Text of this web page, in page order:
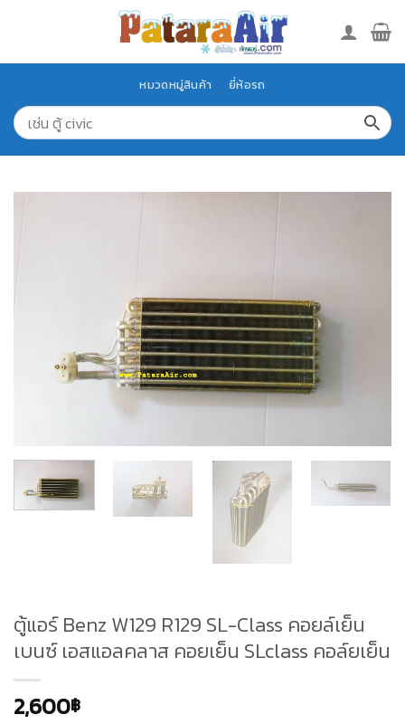
หมวดหมู่สินค้า ยี่ห้อรถ
ตู้แอร์ Benz W129 R129 SL-Class คอยล์เย็น
เบนซ์ เอสแอลคลาส คอยเย็น SLclass คอล์ยเย็น
2,600฿